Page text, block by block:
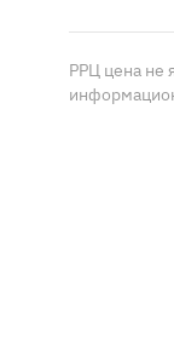
РРЦ цена не